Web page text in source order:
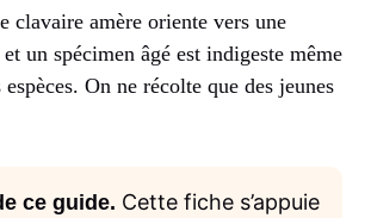
clavaire amère oriente vers une
un spécimen âgé est indigeste même
On ne récolte que des jeunes
ce guide. Cette fiche s’appuie